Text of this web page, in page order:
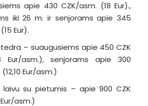
apie 430 CZK/asm. (18 Eur).,
iki 26 m. ir senjorams apie 345
Eur).
– suaugusiems apie 450 CZK
Eur/asm.), senjorams apie 300
Eur/asm.)
laivu su pietumis – apie 900 CZK
asm.)